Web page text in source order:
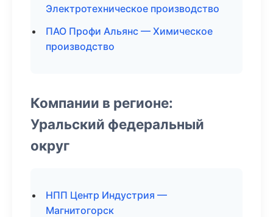
Электротехническое производство
ПАО Профи Альянс — Химическое
производство
Компании в регионе:
Уральский федеральный
округ
НПП Центр Индустрия —
Магнитогорск